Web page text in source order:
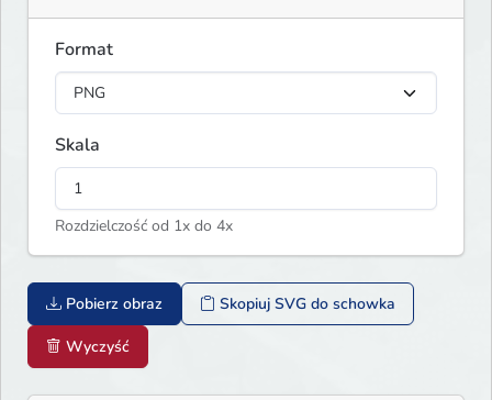
Format
Skala
Rozdzielczość od 1x do 4x
Pobierz obraz Skopiuj SVG do schowka
Wyczyść